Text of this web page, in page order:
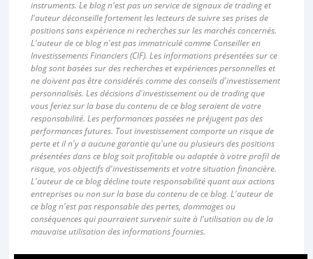
instruments. Le blog n'est pas un service de signaux de trading et
l'auteur déconseille fortement les lecteurs de suivre ses prises de
positions sans expérience ni recherches sur les marchés concernés.
L'auteur de ce blog n'est pas immatriculé comme Conseiller en
Investissements Financiers (CIF). Les informations présentées sur ce
blog sont basées sur des recherches et expériences personnelles et
ne doivent pas être considérés comme des conseils d'investissement
personnalisés. Les décisions d'investissement ou de trading que
vous feriez sur la base du contenu de ce blog seraient de votre
responsabilité. Les performances passées ne préjugent pas des
performances futures. Tout investissement comporte un risque de
perte et il n'y a aucune garantie qu'une ou plusieurs des positions
présentées dans ce blog soit profitable ou adaptée à votre profil de
risque, vos objectifs d'investissements et votre situation financière.
L'auteur de ce blog décline toute responsabilité quant aux actions
entreprises ou non sur la base du contenu de ce blog. L'auteur de
ce blog n'est pas responsable des pertes, dommages ou
conséquences qui pourraient survenir suite à l'utilisation ou de la
mauvaise utilisation des informations fournies.